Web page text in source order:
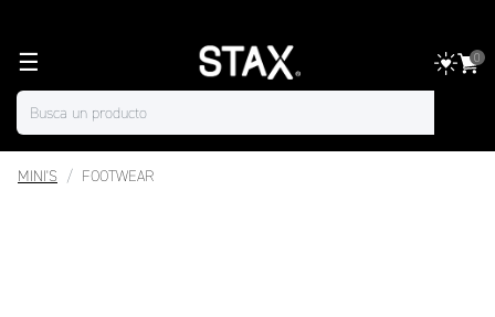
☰ 0
MINI'S FOOTWEAR